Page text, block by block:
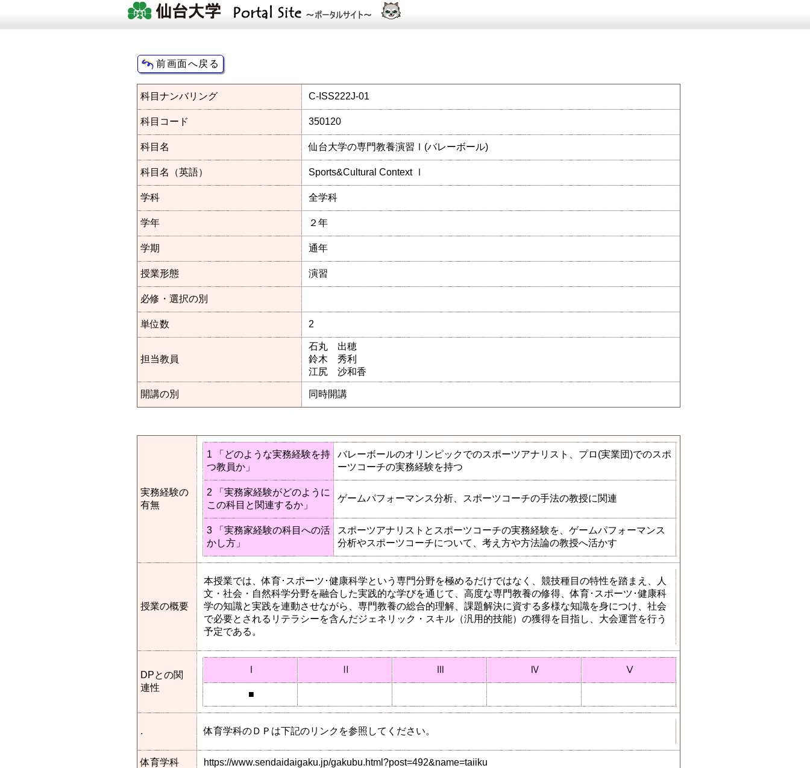
科目ナンバリング C-ISS222J-01
科目コード 350120
科目名 仙台大学の専門教養演習Ⅰ(バレーボール)
科目名（英語） Sports&Cultural Context Ⅰ
学科 全学科
学年 ２年
学期 通年
授業形態 演習
必修・選択の別
単位数 2
担当教員
石丸 出穂
鈴木 秀利
江尻 沙和香
開講の別 同時開講
実務経験の
有無
1 「どのような実務経験を持
つ教員か」
バレーボールのオリンピックでのスポーツアナリスト、プロ(実業団)でのスポ
ーツコーチの実務経験を持つ
2 「実務家経験がどのように
この科目と関連するか」
ゲームパフォーマンス分析、スポーツコーチの手法の教授に関連
3 「実務家経験の科目への活
かし方」
スポーツアナリストとスポーツコーチの実務経験を、ゲームパフォーマンス
分析やスポーツコーチについて、考え方や方法論の教授へ活かす
授業の概要
本授業では、体育･スポーツ･健康科学という専門分野を極めるだけではなく、競技種目の特性を踏まえ、人
文・社会・自然科学分野を融合した実践的な学びを通じて、高度な専門教養の修得、体育･スポーツ･健康科
学の知識と実践を連動させながら、専門教養の総合的理解、課題解決に資する多様な知識を身につけ、社会
で必要とされるリテラシーを含んだジェネリック・スキル（汎用的技能）の獲得を目指し、大会運営を行う
予定である。
DPとの関
連性
Ⅰ Ⅱ Ⅲ Ⅳ Ⅴ
■
. 体育学科のＤＰは下記のリンクを参照してください。
体育学科 https://www.sendaidaigaku.jp/gakubu.html?post=492&name=taiiku